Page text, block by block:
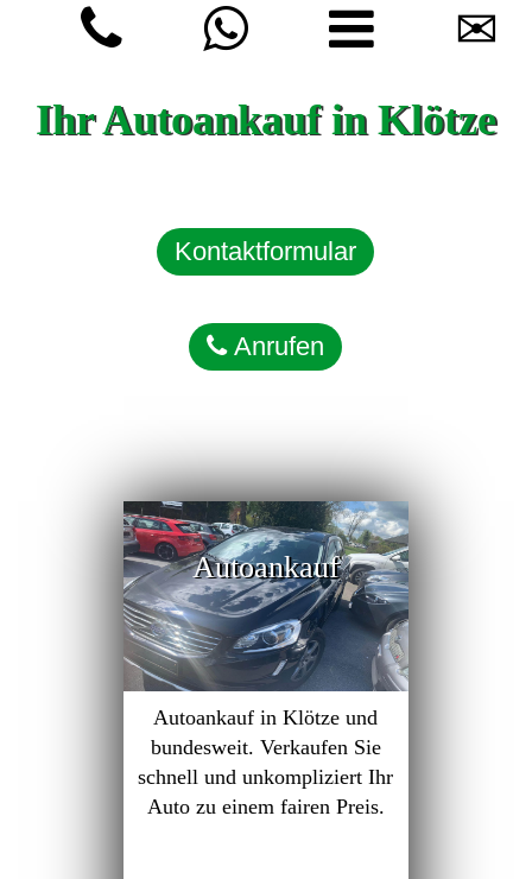
✉
Ihr Autoankauf in Klötze
Kontaktformular
Anrufen
Autoankauf
Autoankauf in Klötze und
bundesweit. Verkaufen Sie
schnell und unkompliziert Ihr
Auto zu einem fairen Preis.